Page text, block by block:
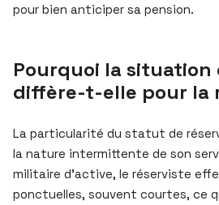
pour bien anticiper sa pension.
Pourquoi la situation
diffère-t-elle pour la
La particularité du statut de
la nature intermittente de son
militaire d’active, le réserviste
ponctuelles, souvent courtes, ce